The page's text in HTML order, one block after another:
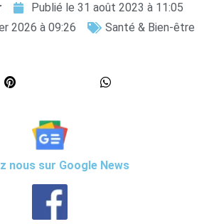
Publié le 31 août 2023 à 11:05
2026 à 09:26
Santé & Bien-être
nous sur Google News